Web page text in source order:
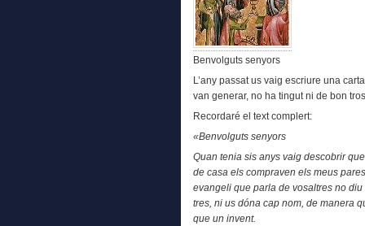
Benvolguts senyors
L’any passat us vaig escriure una
van generar, no ha tingut ni de bon
Recordaré el text complert:
«Benvolguts senyors
Quan tenia sis anys vaig descobrir
de casa els compraven els meus
evangeli que parla de vosaltres no
tres, ni us dóna cap nom, de manera
que un invent.